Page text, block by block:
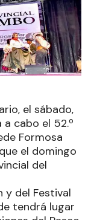
el sábado,
cabo el 52.º
Formosa
el domingo
del
y del Festival
tendrá lugar